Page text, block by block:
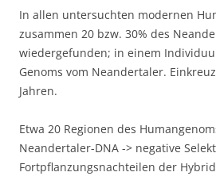
In allen untersuchten modernen
zusammen 20 bzw. 30% des
wiedergefunden; in einem
Genoms vom Neandertaler.
Jahren.
Etwa 20 Regionen des
Neandertaler-DNA -> negative
Fortpflanzungsnachteilen der